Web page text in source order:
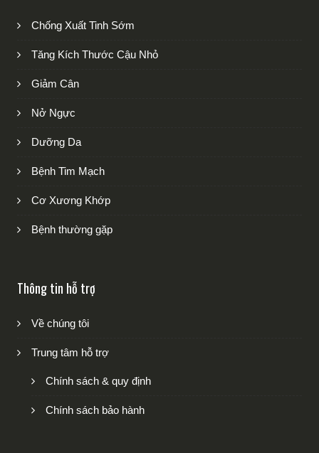
Chống Xuất Tinh Sớm
Tăng Kích Thước Cậu Nhỏ
Giảm Cân
Nở Ngực
Dưỡng Da
Bệnh Tim Mạch
Cơ Xương Khớp
Bệnh thường gặp
Thông tin hỗ trợ
Về chúng tôi
Trung tâm hỗ trợ
Chính sách & quy định
Chính sách bảo hành